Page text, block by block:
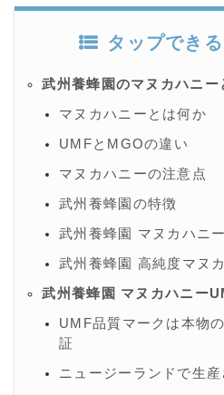
タップでき
武州養蜂園のマヌカハニー
マヌカハニーとは何か
UMFとMGOの違い
マヌカハニーの注意点
武州養蜂園の特徴
武州養蜂園 マヌカハニ
武州養蜂園 高純度マヌ
武州養蜂園 マヌカハニー
UMF品質マークは本物
証
ニュージーランドで生産